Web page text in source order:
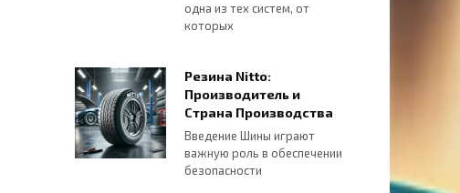
одна из тех систем, от
которых
Резина Nitto:
Производитель и
Страна Производства
Введение Шины играют
важную роль в обеспечении
безопасности